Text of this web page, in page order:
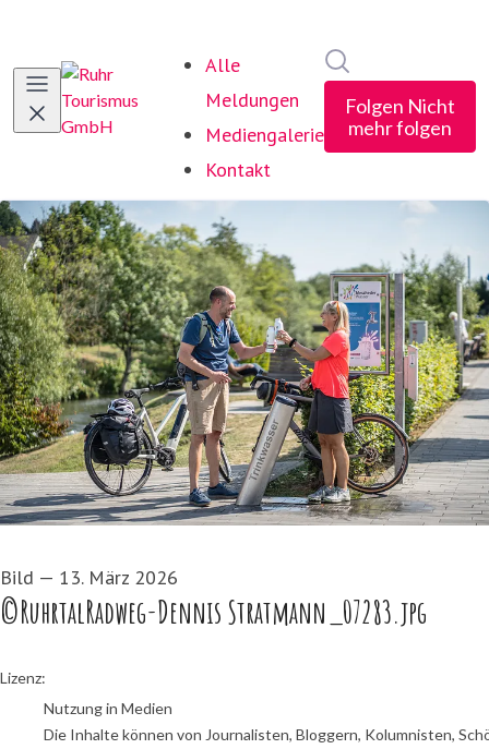
Alle
Meldungen
Mediengalerie
Kontakt
Folgen Nicht
mehr folgen
Bild — 13. März 2026
©RuhrtalRadweg-Dennis Stratmann_07283.jpg
Dennis Stratmann
Lizenz:
Nutzung in Medien
Die Inhalte können von Journalisten, Bloggern, Kolumnisten,